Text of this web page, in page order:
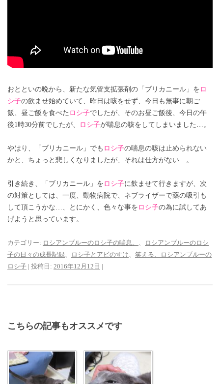
おとといの晩から、新たな気管支拡張剤の「ブリカニール」を ロ
シ子の飲ませ始めていて、昨日は咳をせず、今日も無事に朝ご
飯、昼ご飯を食べた ロシ子でしたが、そのお昼ご飯後、今日の午
後1時30分前でしたが、
ロシ子が喘息の咳をしてしまいました…。
やはり、「ブリカニール」でも ロシ子の喘息の咳は止められない
かと、ちょっと悲しくなりましたが、それは仕方がない…。
引き続き、「ブリカニール」を ロシ子に飲ませて行きますが、次
の対策としては、一度、動物病院で、ネブライザーで薬の吸引も
して頂こうかな…、とにかく、色々な事を ロシ子の為に試してあ
げようと思っています。
カテゴリー: ロシアンブルーのロシ子の喘息。
ロシアンブルーのロシ
子の日々の成長記録
ロシ子とアビのすけ
笑える、ロシアンブルーの
ロシ子 | 投稿日: 2016年12月12日 |
こちらの記事もオススメです